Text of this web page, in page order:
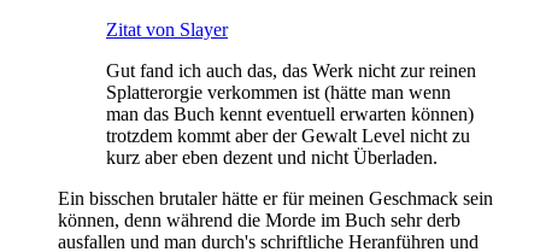
Zitat von Slayer
Gut fand ich auch das, das Werk nicht zur reinen
Splatterorgie verkommen ist (hätte man wenn
man das Buch kennt eventuell erwarten können)
trotzdem kommt aber der Gewalt Level nicht zu
kurz aber eben dezent und nicht Überladen.
Ein bisschen brutaler hätte er für meinen Geschmack sein
können, denn während die Morde im Buch sehr derb
ausfallen und man durch's schriftliche Heranführen und